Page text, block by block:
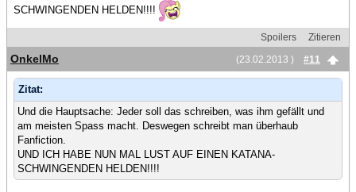
SCHWINGENDEN HELDEN!!!!
Spoilers
Zitieren
(23.02.2013 )
#11
OnkelMo
Zitat:
Und die Hauptsache: Jeder soll das schreiben, was ihm gefällt und
am meisten Spass macht. Deswegen schreibt man überhaub
Fanfiction.
UND ICH HABE NUN MAL LUST AUF EINEN KATANA-
SCHWINGENDEN HELDEN!!!!